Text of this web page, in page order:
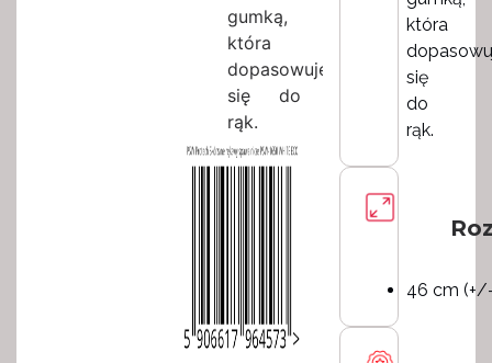
gumką,
która
dopasowuje
się do
rąk.
która
się
do
rąk.
46 cm